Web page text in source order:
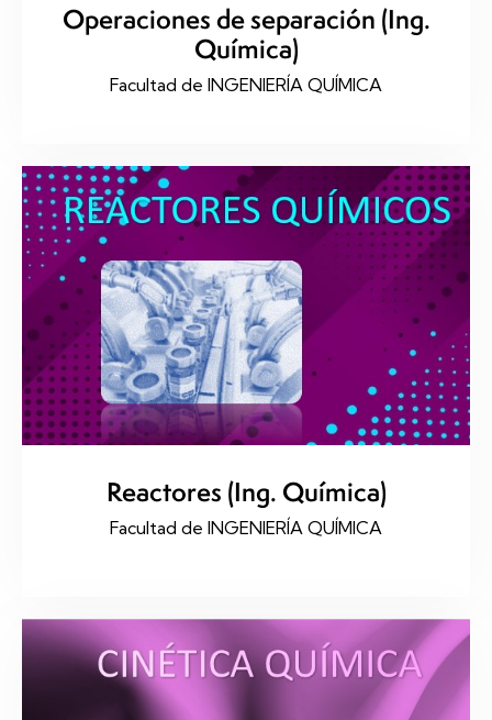
Operaciones de separación (Ing.
Química)
Facultad de INGENIERÍA QUÍMICA
Reactores (Ing. Química)
Facultad de INGENIERÍA QUÍMICA